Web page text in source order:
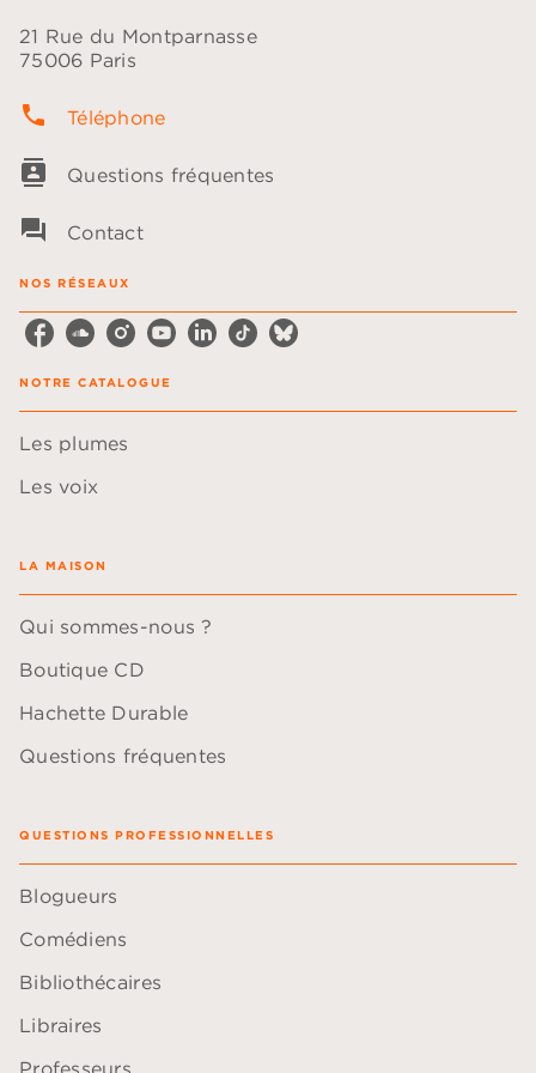
21 Rue du Montparnasse
75006 Paris
phone Téléphone
contacts Questions fréquentes
question_answer Contact
NOS RÉSEAUX
NOTRE CATALOGUE
Les plumes
Les voix
LA MAISON
Qui sommes-nous ?
Boutique CD
Hachette Durable
Questions fréquentes
QUESTIONS PROFESSIONNELLES
Blogueurs
Comédiens
Bibliothécaires
Libraires
Professeurs